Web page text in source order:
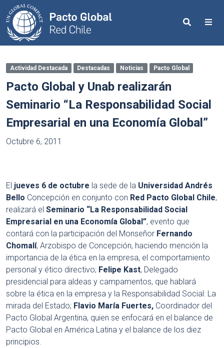
Search
Actividad Destacada Destacadas Noticias Pacto Global
Pacto Global y Unab realizarán
Seminario “La Responsabilidad Social
Empresarial en una Economía Global”
Octubre 6, 2011
El jueves 6 de octubre la sede de la Universidad Andrés
Bello Concepción en conjunto con Red Pacto Global Chile,
realizará el Seminario “La Responsabilidad Social
Empresarial en una Economía Global”, evento que
contará con la participación del Monseñor Fernando
Chomalí, Arzobispo de Concepción, haciendo mención la
importancia de la ética en la empresa, el comportamiento
personal y ético directivo; Felipe Kast, Delegado
presidencial para aldeas y campamentos, que hablará
sobre la ética en la empresa y la Responsabilidad Social: La
mirada del Estado; Flavio María Fuertes, Coordinador del
Pacto Global Argentina, quien se enfocará en el balance de
Pacto Global en América Latina y el balance de los diez
principios.